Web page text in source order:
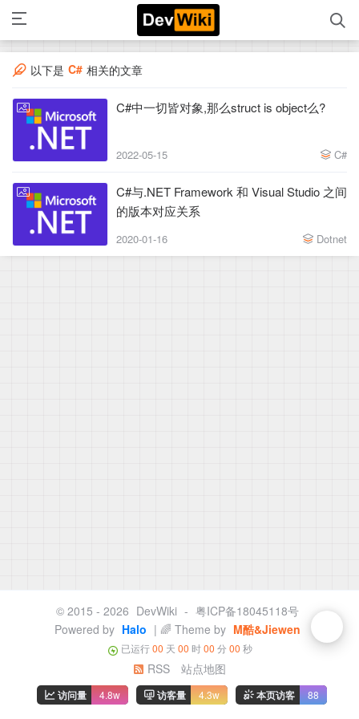
以下是 C# 相关的文章
C#中一切皆对象,那么struct is object么?
2022-05-15 C#
C#与.NET Framework 和 Visual Studio 之间
的版本对应关系
2020-01-16 Dotnet
© 2015 - 2026 DevWiki - 粤ICP备18045118号
Powered by Halo | 🌈 Theme by M酷&Jiewen
已运行00 天 00 时00 分 00 秒
RSS 站点地图
访问量 4.8w 访客量 4.3w 本页访客 88